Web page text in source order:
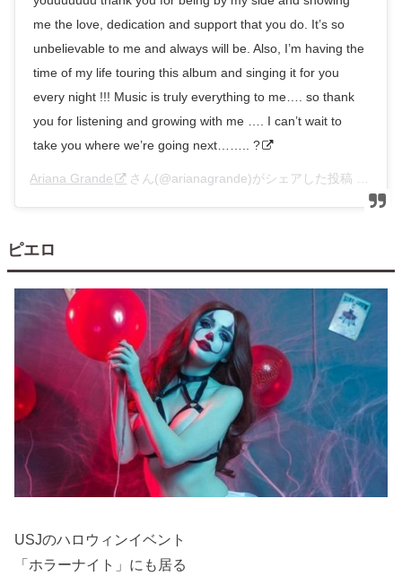
me the love, dedication and support that you do. It’s so
unbelievable to me and always will be. Also, I’m having the
time of my life touring this album and singing it for you
every night !!! Music is truly everything to me…. so thank
you for listening and growing with me …. I can’t wait to
take you where we’re going next…….. ?
Ariana Grande さん(@arianagrande)がシェアした投稿 –
ピエロ
USJのハロウィンイベント
「ホラーナイト」にも居る